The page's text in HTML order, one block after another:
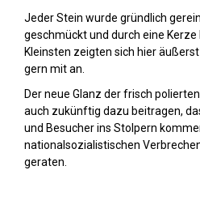
Jeder Stein wurde gründlich
geschmückt und durch eine
Kleinsten zeigten sich hier
gern mit an.
Der neue Glanz der frisch
auch zukünftig dazu beitragen,
und Besucher ins Stolpern
nationalsozialistischen
geraten.